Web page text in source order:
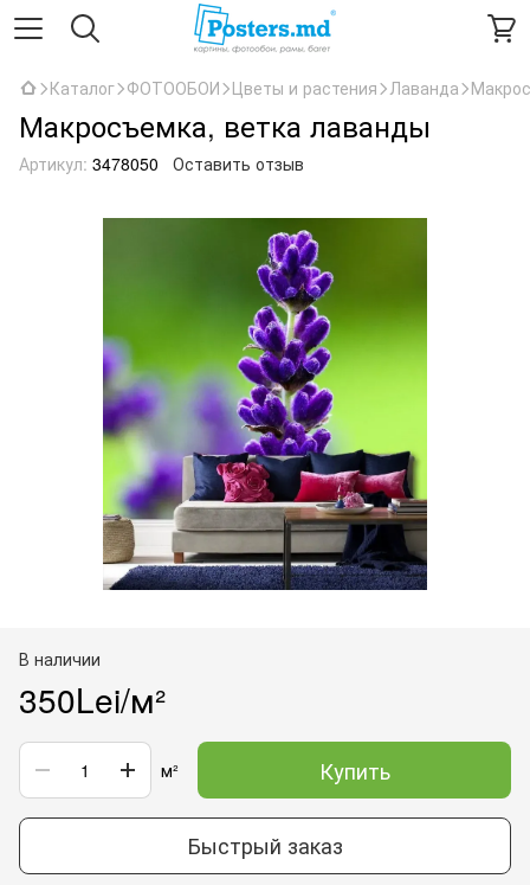
Каталог ФОТООБОИ Цветы и растения Лаванда
Макросъемка, ветка лаванды
Артикул: 3478050 Оставить отзыв
В наличии
350Lei/м²
м² Купить
Быстрый заказ